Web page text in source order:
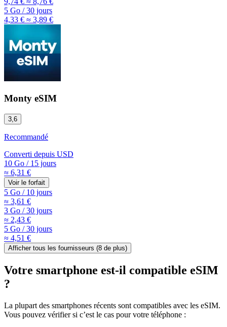
5 Go /30 jours
4,33 € ≈ 3,89 €
Monty eSIM
3,6
Recommandé
Converti depuis USD
10 Go /15 jours
≈ 6,31 €
Voir le forfait
5 Go /10 jours
≈ 3,61 €
3 Go /30 jours
≈ 2,43 €
5 Go /30 jours
≈ 4,51 €
Afficher tous les fournisseurs (8 de plus)
Votre smartphone est-il compatible eSIM
?
La plupart des smartphones récents sont compatibles avec les eSIM.
Vous pouvez vérifier si c’est le cas pour votre téléphone :